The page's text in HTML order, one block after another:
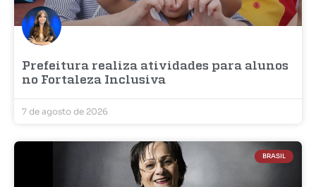
Prefeitura realiza atividades para alunos
no Fortaleza Inclusiva
7 de agosto de 2026
BRASIL